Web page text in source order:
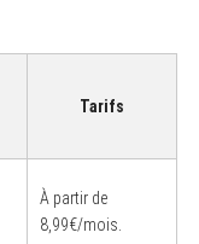
Tarifs
À partir de
8,99€/mois.